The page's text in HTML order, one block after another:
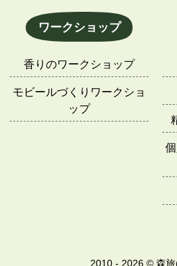
ワークショップ
香りのワークショップ
モビールづくりワークショ
ップ
2010 - 2026 © 森